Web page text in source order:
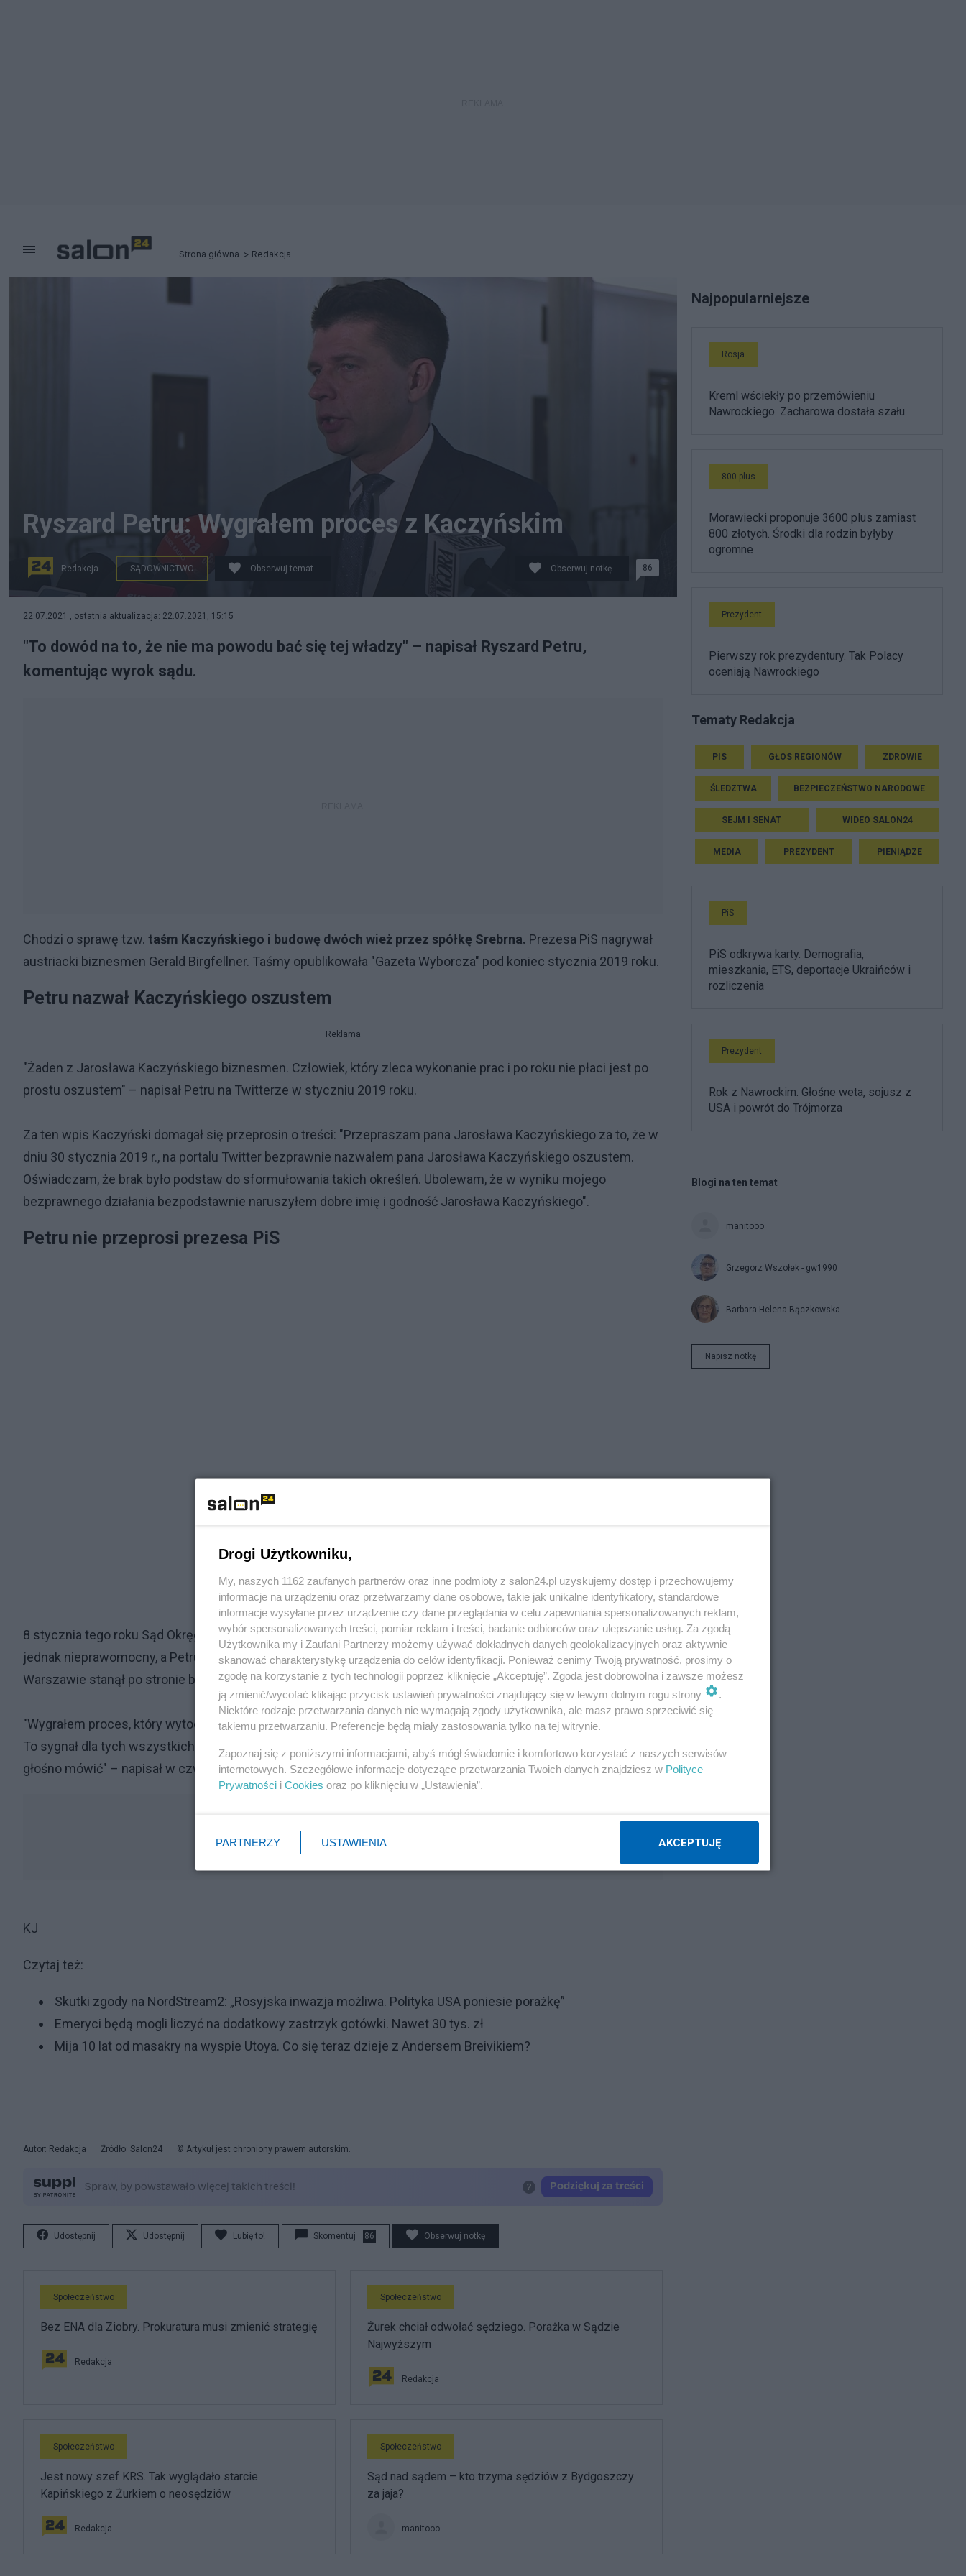
Strona główna Redakcja
Ryszard Petru: Wygrałem proces z Kaczyńskim
Redakcja SĄDOWNICTWO Obserwuj temat Obserwuj notkę 86
22.07.2021 , ostatnia aktualizacja: 22.07.2021, 15:15
"To dowód na to, że nie ma powodu bać się tej władzy" – napisał Ryszard Petru,
komentując wyrok sądu.
Chodzi o sprawę tzw. taśm Kaczyńskiego i budowę dwóch wież przez spółkę Srebrna. Prezesa PiS nagrywał
austriacki biznesmen Gerald Birgfellner. Taśmy opublikowała "Gazeta Wyborcza" pod koniec stycznia 2019 roku.
Petru nazwał Kaczyńskiego oszustem
Reklama
"Żaden z Jarosława Kaczyńskiego biznesmen. Człowiek, który zleca wykonanie prac i po roku nie płaci jest po
prostu oszustem" – napisał Petru na Twitterze w styczniu 2019 roku.
Za ten wpis Kaczyński domagał się przeprosin o treści: "Przepraszam pana Jarosława Kaczyńskiego za to, że w
dniu 30 stycznia 2019 r., na portalu Twitter bezprawnie nazwałem pana Jarosława Kaczyńskiego oszustem.
Oświadczam, że brak było podstaw do sformułowania takich określeń. Ubolewam, że w wyniku mojego
bezprawnego działania bezpodstawnie naruszyłem dobre imię i godność Jarosława Kaczyńskiego".
Petru nie przeprosi prezesa PiS
8 stycznia tego roku Sąd Okręgowy w Warszawie orzekł, że Petru musi przeprosić prezesa PiS. Ten wyrok był
jednak nieprawomocny, a Petru od razu zapowiedział, że złoży apelację. Ostatecznie Sąd Apelacyjny w
Warszawie stanął po stronie byłego szefa Nowoczesnej.
"Wygrałem proces, który wytoczył mi Jarosław Kaczyński. To dowód na to, że nie ma powodu bać się tej władzy.
To sygnał dla tych wszystkich, którzy widząc krzywdę lub niesprawiedliwość nie powinni mieć obaw, aby o tym
głośno mówić" – napisał w czwartek na Twitterze Petru.
KJ
Czytaj też:
Skutki zgody na NordStream2: „Rosyjska inwazja możliwa. Polityka USA poniesie porażkę”
Emeryci będą mogli liczyć na dodatkowy zastrzyk gotówki. Nawet 30 tys. zł
Mija 10 lat od masakry na wyspie Utoya. Co się teraz dzieje z Andersem Breivikiem?
Autor: Redakcja Źródło: Salon24 © Artykuł jest chroniony prawem autorskim.
Udostępnij Udostępnij Lubię to! Skomentuj 86 Obserwuj notkę
Społeczeństwo
Bez ENA dla Ziobry. Prokuratura musi zmienić strategię
Redakcja
Społeczeństwo
Żurek chciał odwołać sędziego. Porażka w Sądzie
Najwyższym
Redakcja
Społeczeństwo
Jest nowy szef KRS. Tak wyglądało starcie
Kapińskiego z Żurkiem o neosędziów
Redakcja
Społeczeństwo
Sąd nad sądem – kto trzyma sędziów z Bydgoszczy
za jaja?
manitooo
Najpopularniejsze
Rosja
Kreml wściekły po przemówieniu
Nawrockiego. Zacharowa dostała szału
800 plus
Morawiecki proponuje 3600 plus zamiast
800 złotych. Środki dla rodzin byłyby
ogromne
Prezydent
Pierwszy rok prezydentury. Tak Polacy
oceniają Nawrockiego
Tematy Redakcja
PIS GŁOS REGIONÓW ZDROWIE
ŚLEDZTWA BEZPIECZEŃSTWO NARODOWE
SEJM I SENAT WIDEO SALON24
MEDIA PREZYDENT PIENIĄDZE
PiS
PiS odkrywa karty. Demografia,
mieszkania, ETS, deportacje Ukraińców i
rozliczenia
Prezydent
Rok z Nawrockim. Głośne weta, sojusz z
USA i powrót do Trójmorza
Blogi na ten temat
manitooo
Grzegorz Wszołek - gw1990
Barbara Helena Bączkowska
Napisz notkę
Drogi Użytkowniku,
My, naszych 1162 zaufanych partnerów oraz inne podmioty z salon24.pl uzyskujemy dostęp i przechowujemy
informacje na urządzeniu oraz przetwarzamy dane osobowe, takie jak unikalne identyfikatory, standardowe
informacje wysyłane przez urządzenie czy dane przeglądania w celu zapewniania spersonalizowanych reklam,
wybór spersonalizowanych treści, pomiar reklam i treści, badanie odbiorców oraz ulepszanie usług. Za zgodą
Użytkownika my i Zaufani Partnerzy możemy używać dokładnych danych geolokalizacyjnych oraz aktywnie
skanować charakterystykę urządzenia do celów identyfikacji. Ponieważ cenimy Twoją prywatność, prosimy o
zgodę na korzystanie z tych technologii poprzez kliknięcie „Akceptuję”. Zgoda jest dobrowolna i zawsze możesz
ją zmienić/wycofać klikając przycisk ustawień prywatności znajdujący się w lewym dolnym rogu strony
.
Niektóre rodzaje przetwarzania danych nie wymagają zgody użytkownika, ale masz prawo sprzeciwić się
takiemu przetwarzaniu. Preferencje będą miały zastosowania tylko na tej witrynie.
Zapoznaj się z poniższymi informacjami, abyś mógł świadomie i komfortowo korzystać z naszych serwisów
internetowych. Szczegółowe informacje dotyczące przetwarzania Twoich danych znajdziesz w Polityce
Prywatności i Cookies oraz po kliknięciu w „Ustawienia”.
PARTNERZY USTAWIENIA AKCEPTUJĘ